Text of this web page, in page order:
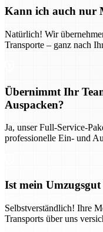
Kann ich auch nur
Natürlich! Wir
Transporte – ganz nach
Übernimmt Ihr
Auspacken?
Ja, unser Full-Service-
professionelle Ein- und
Ist mein
Selbstverständlich! Ihre
Transports über uns